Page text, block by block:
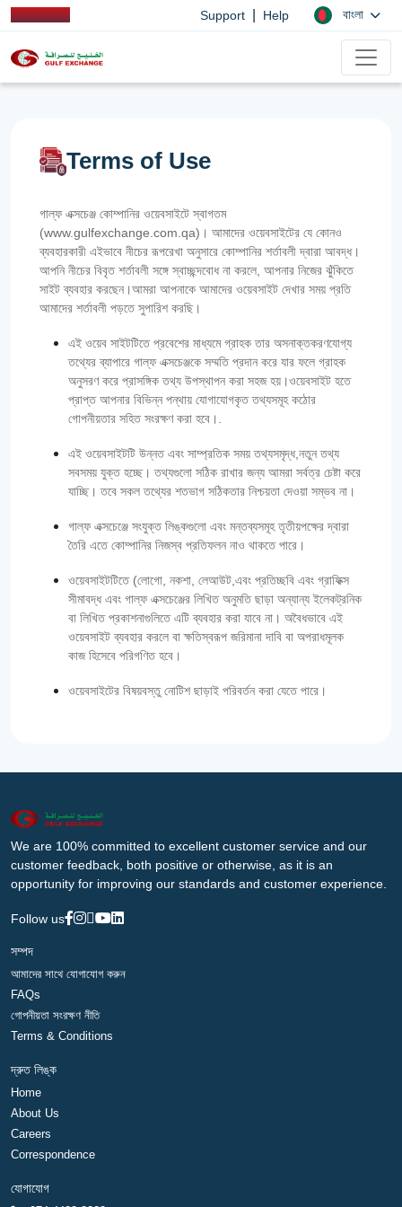
Support Help বাংলা
Terms of Use
গাল্ফ এক্সচেঞ্জ কোম্পানির ওয়েবসাইটে স্বাগতম
(www.gulfexchange.com.qa)। আমাদের ওয়েবসাইটের যে কোনও
ব্যবহারকারী এইভাবে নীচের রূপরেখা অনুসারে কোম্পানির শর্তাবলী দ্বারা আবদ্ধ।
আপনি নীচের বিবৃত শর্তাবলী সঙ্গে স্বাচ্ছন্দবোধ না করলে, আপনার নিজের ঝুঁকিতে
সাইট ব্যবহার করছেন।আমরা আপনাকে আমাদের ওয়েবসাইট দেখার সময় প্রতি
আমাদের শর্তাবলী পড়তে সুপারিশ করছি।
এই ওয়েব সাইটটিতে প্রবেশের মাধ্যমে গ্রাহক তার অসনাক্তকরণযোগ্য
তথ্যের ব্যাপারে গাল্‌ফ এক্সচেঞ্জকে সম্মতি প্রদান করে যার ফলে গ্রাহক
অনুসরণ করে প্রাসঙ্গিক তথ্য উপস্থাপন করা সহজ হয়।ওয়েবসাইট হতে
প্রাপ্ত আপনার বিভিন্ন পন্থায় যোগাযোগকৃত তথ্যসমূহ কঠোর
গোপনীয়তার সহিত সংরক্ষণ করা হবে।.
এই ওয়েবসাইটটি উন্নত এবং সাম্প্রতিক সময় তথ্যসমৃদ্ধ,নতুন তথ্য
সবসময় যুক্ত হচ্ছে। তথ্যগুলো সঠিক রাখার জন্য আমরা সর্বত্র চেষ্টা করে
যাচ্ছি। তবে সকল তথ্যের শতভাগ সঠিকতার নিশ্চয়তা দেওয়া সম্ভব না।
গাল্‌ফ এক্সচেঞ্জে সংযুক্ত লিঙ্কগুলো এবং মন্তব্যসমূহ তৃতীয়পক্ষের দ্বারা
তৈরি এতে কোম্পানির নিজস্ব প্রতিফলন নাও থাকতে পারে।
ওয়েবসাইটটিতে (লোগো, নকশা, লেআউট,এবং প্রতিচ্ছবি এবং গ্রাফিক্স
সীমাবদ্ধ এবং গাল্‌ফ এক্সচেঞ্জের লিখিত অনুমতি ছাড়া অন্যান্য ইলেকট্রনিক
বা লিখিত প্রকাশনাগুলিতে এটি ব্যবহার করা যাবে না। অবৈধভাবে এই
ওয়েবসাইট ব্যবহার করলে বা ক্ষতিস্বরূপ জরিমানা দাবি বা অপরাধমূলক
কাজ হিসেবে পরিগণিত হবে।
ওয়েবসাইটের বিষয়বস্তু নোটিশ ছাড়াই পরিবর্তন করা যেতে পারে।
We are 100% committed to excellent customer service and our
customer feedback, both positive or otherwise, as it is an
opportunity for improving our standards and customer experience.
Follow us
সম্পদ
আমাদের সাথে যোগাযোগ করুন
FAQs
গোপনীয়তা সংরক্ষণ নীতি
Terms & Conditions
দ্রুত লিঙ্ক
Home
About Us
Careers
Correspondence
যোগাযোগ